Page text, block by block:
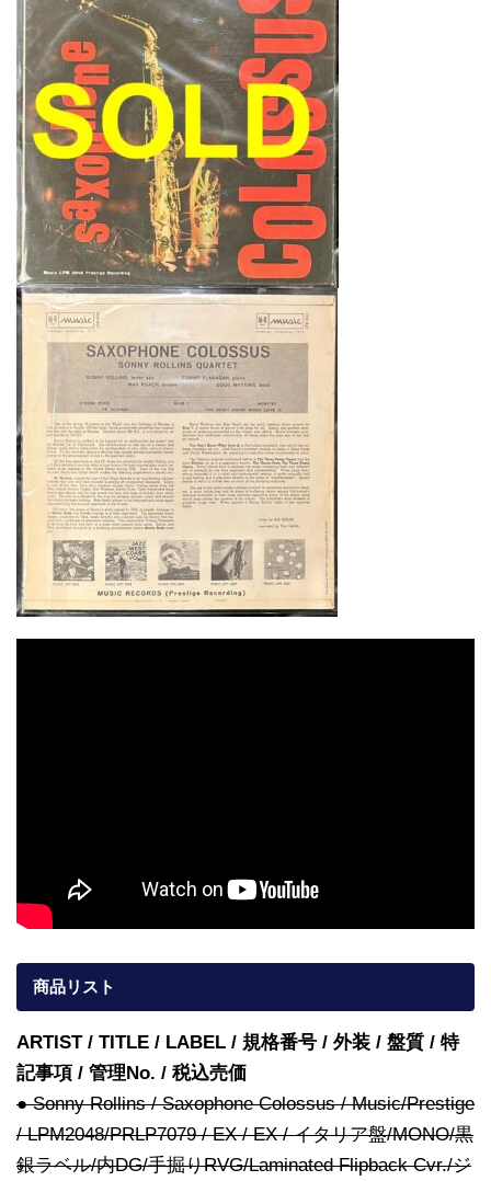
商品リスト
ARTIST / TITLE / LABEL / 規格番号 / 外装 / 盤質 / 特
記事項 / 管理No. / 税込売価
● Sonny Rollins / Saxophone Colossus / Music/Prestige
/ LPM2048/PRLP7079 / EX / EX / イタリア盤/MONO/黒
銀ラベル/内DG/手掘りRVG/Laminated Flipback Cvr./ジ